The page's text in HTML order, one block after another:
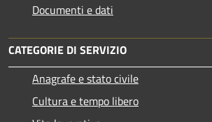
Documenti e dati
CATEGORIE DI SERVIZIO
Anagrafe e stato civile
Cultura e tempo libero